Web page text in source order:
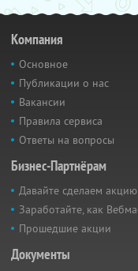
Компания
Основное
Публикации о нас
Вакансии
Правила сервиса
Ответы на вопросы
Бизнес-Партнёрам
Давайте сделаем
Заработайте, как
Прошедшие акции
Документы